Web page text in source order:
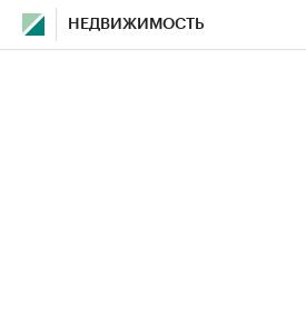
НЕДВИЖИМОСТЬ